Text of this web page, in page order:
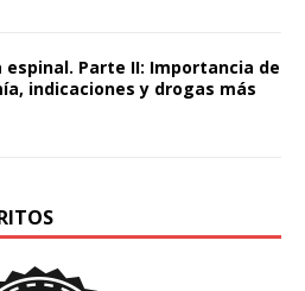
espinal. Parte II: Importancia de
indicaciones y drogas más